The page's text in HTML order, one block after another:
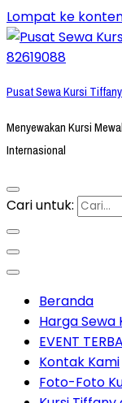
Lompat ke
Pusat Sewa Kursi
Menyewakan Kursi
Internasional
Cari untuk:
Beranda
Harga Sewa
EVENT
Kontak Kami
Foto-Foto